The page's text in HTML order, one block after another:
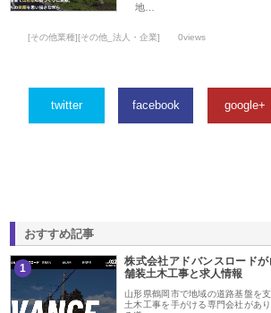
地…
[その他業種][その他_法人・企業] 0views
twitter facebook google+
おすすめ記事
1
株式会社アドバンスロード
舗装土木工事と求人情報
山形県鶴岡市で地域の道路基盤を
土木工事を手がける専門会社があ